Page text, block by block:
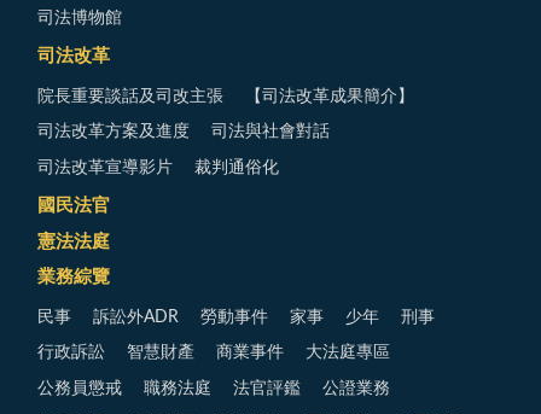
司法博物館
司法改革
院長重要談話及司改主張 【司法改革成果簡介】
司法改革方案及進度 司法與社會對話
司法改革宣導影片 裁判通俗化
國民法官
憲法法庭
業務綜覽
民事 訴訟外ADR 勞動事件 家事 少年 刑事
行政訴訟 智慧財產 商業事件 大法庭專區
公務員懲戒 職務法庭 法官評鑑 公證業務